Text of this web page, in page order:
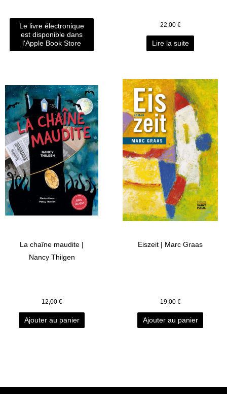
Le livre électronique
est disponible dans
l'Apple Book Store
22,00 €
Lire la suite
La chaîne maudite |
Nancy Thilgen
12,00 €
Ajouter au panier
Eiszeit | Marc Graas
19,00 €
Ajouter au panier